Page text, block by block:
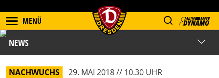
MENÜ
NEWS
NACHWUCHS 29. MAI 2018 // 10.30 UHR